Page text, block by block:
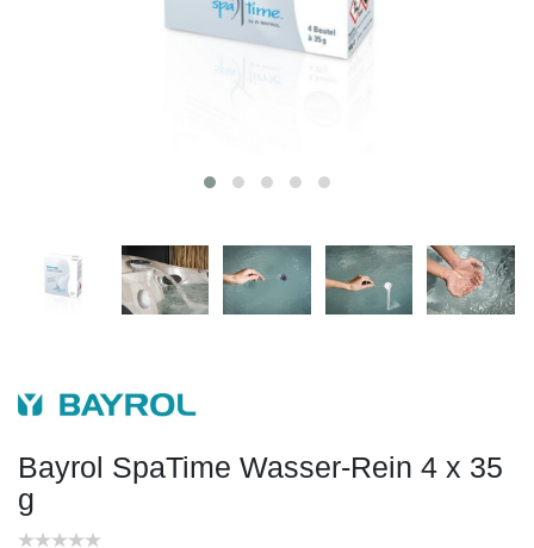
Bayrol SpaTime Wasser-Rein 4 x 35
g